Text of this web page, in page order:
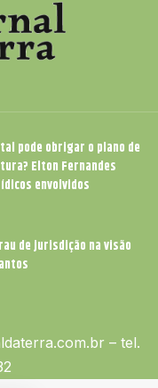
pode obrigar o plano de
Elton Fernandes
envolvidos
de jurisdição na visão
– tel.